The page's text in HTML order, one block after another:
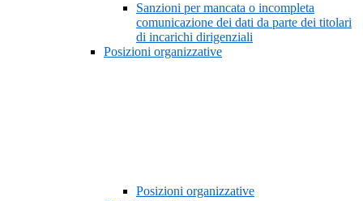
Sanzioni per mancata o incompleta
comunicazione dei dati da parte dei titolari
di incarichi dirigenziali
Posizioni organizzative
Posizioni organizzative